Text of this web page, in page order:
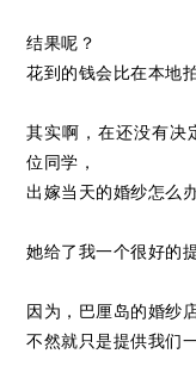
结果呢？
花到的钱会比在本地
其实啊，在还没有决
位同学，
出嫁当天的婚纱怎么
她给了我一个很好的
因为，巴厘岛的婚纱
不然就只是提供我们